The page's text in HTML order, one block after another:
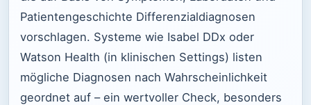
Patientengeschichte Differenzialdiagnosen
vorschlagen. Systeme wie Isabel DDx oder
Watson Health (in klinischen Settings) listen
mögliche Diagnosen nach Wahrscheinlichkeit
geordnet auf – ein wertvoller Check, besonders